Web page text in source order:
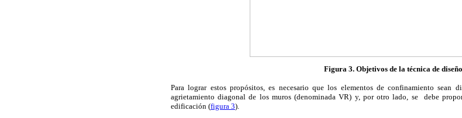
Figura 3. Objetivos de la técnica de diseño
Para lograr estos propósitos, es necesario que los elementos de confinamiento sean
agrietamiento diagonal de los muros (denominada VR) y, por otro lado, se debe
edificación (figura 3).